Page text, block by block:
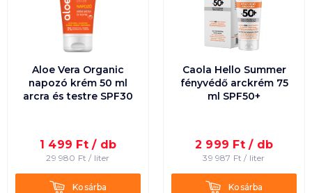
Aloe Vera Organic
napozó krém 50 ml
arcra és testre SPF30
1 499 Ft / db
29 980 Ft / liter
KosárbaKosárba
Caola Hello Summer
fényvédő arckrém 75
ml SPF50+
2 999 Ft / db
39 987 Ft / liter
KosárbaKosárba